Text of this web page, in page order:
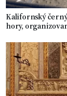
Kalifornský
hory,